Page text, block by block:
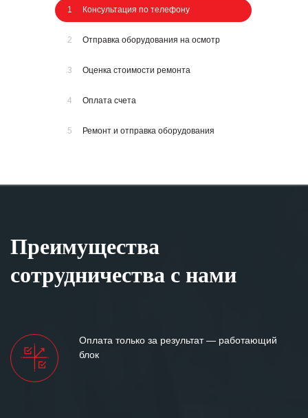
1 Консультация по телефону
2 Отправка оборудования на осмотр
3 Оценка стоимости ремонта
4 Оплата счета
5 Ремонт и отправка оборудования
Преимущества
сотрудничества с нами
Оплата только за результат — работающий
блок